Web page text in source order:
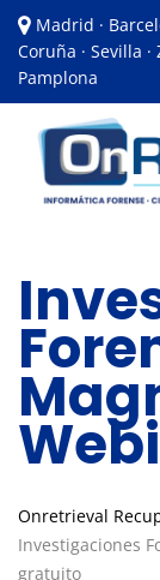
Madrid ·
Coruña · Sevilla
Pamplona
Onretrieval
Investigaciones
gratuito